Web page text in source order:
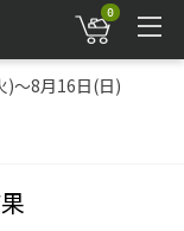
0
)～8月16日(日)